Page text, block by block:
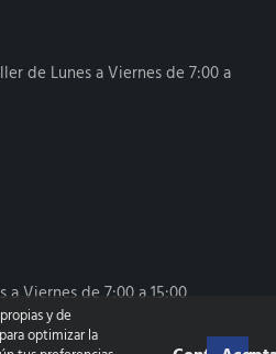
de Lunes a Viernes de 7:00 a
a Viernes de 7:00 a 15:00
y de
optimizar la